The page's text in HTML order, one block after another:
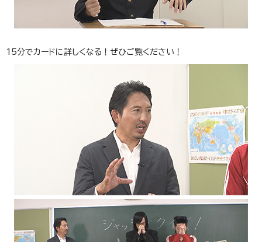
15分でカードに詳しくなる！ぜひご覧ください！